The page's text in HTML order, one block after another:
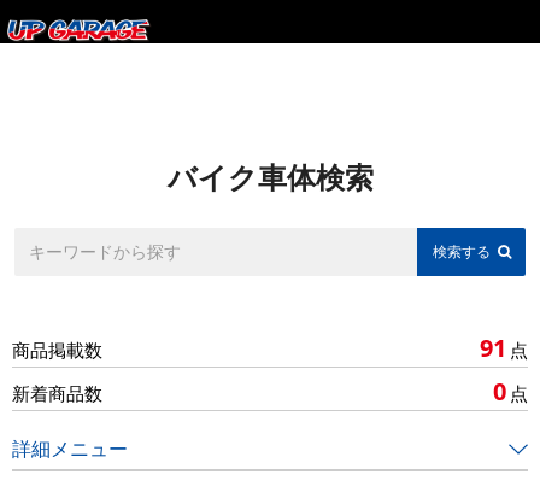
バイク車体検索
商品掲載数 91 点
新着商品数
0 点
詳細メニュー